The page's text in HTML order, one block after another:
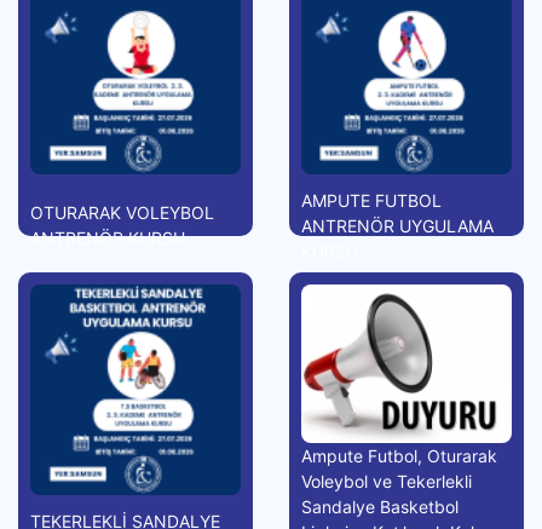
OTURARAK VOLEYBOL
ANTRENÖR KURSU
AMPUTE FUTBOL
ANTRENÖR UYGULAMA
TEKERLEKLİ SANDALYE
Ampute Futbol, Oturarak
Voleybol ve Tekerlekli
Sandalye Basketbol